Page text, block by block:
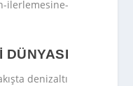
DÜNYASI
denizaltı